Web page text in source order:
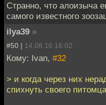
Странно, что алоизыча
самого известного
ilya39 »
#50 | 14.08.16 16:02
Кому: Ivan, #32
> и когда через них
спихнуть своего питомца